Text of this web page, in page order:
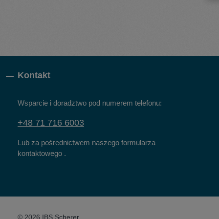
Kontakt
Wsparcie i doradztwo pod numerem telefonu:
+48 71 716 6003
Lub za pośrednictwem naszego formularza
kontaktowego .
© 2026 IBS Scherer